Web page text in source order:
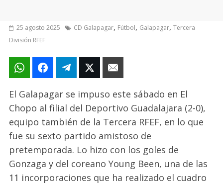
25 agosto 2025 CD Galapagar, Fútbol, Galapagar,Tercera
División RFEF
El Galapagar se impuso este sábado en El
Chopo al filial del Deportivo Guadalajara (2-0),
equipo también de la Tercera RFEF, en lo que
fue su sexto partido amistoso de
pretemporada. Lo hizo con los goles de
Gonzaga y del coreano Young Been, una de las
11 incorporaciones que ha realizado el cuadro